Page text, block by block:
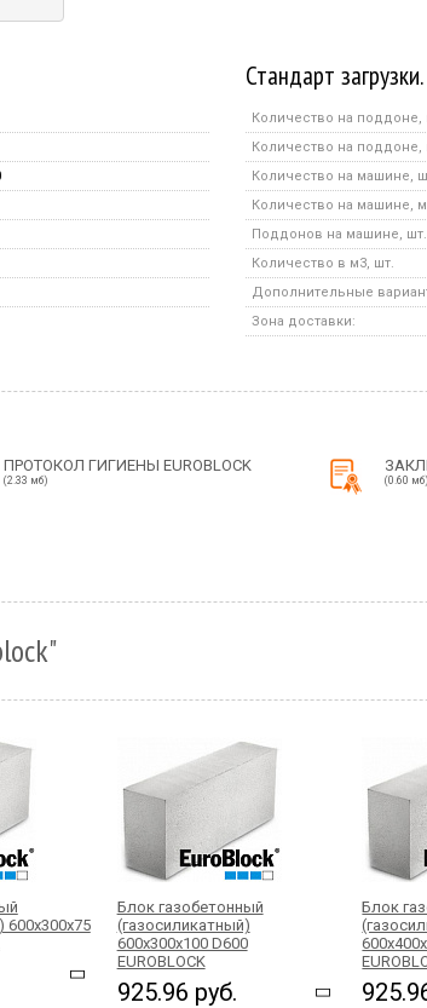
Стандарт
Количество на поддоне,
Количество на поддоне,
Количество на машине,
Количество на машине,
Поддонов на машине, шт.
Количество в м3, шт.
Дополнительные
Зона доставки:
ПРОТОКОЛ ГИГИЕНЫ EUROBLOCK
(2.33 мб) (0.60 мб)
600x300x75
Блок газобетонный
(газосиликатный)
600x300x100 D600
EUROBLOCK
925.96 руб.
Блок